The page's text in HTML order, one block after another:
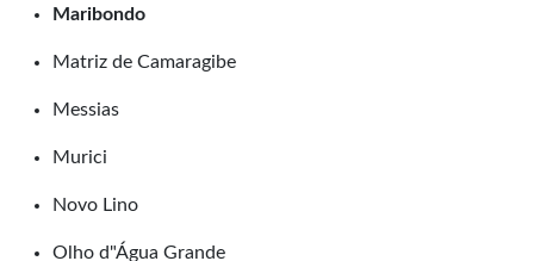
Maribondo
Matriz de Camaragibe
Messias
Murici
Novo Lino
Olho d"Água Grande